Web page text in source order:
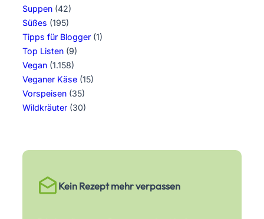
Suppen (42)
Süßes (195)
Tipps für Blogger (1)
Top Listen (9)
Vegan (1.158)
Veganer Käse (15)
Vorspeisen (35)
Wildkräuter (30)
Kein Rezept mehr verpassen